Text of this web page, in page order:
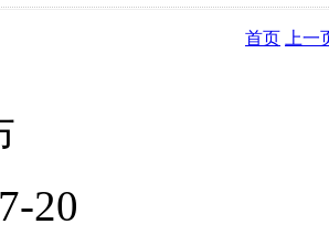
首页 上一
20